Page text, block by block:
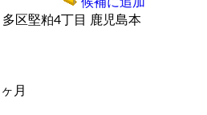
多区堅粕4丁目
鹿児島本
ヶ月